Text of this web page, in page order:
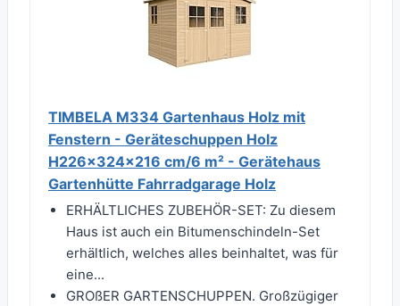
TIMBELA M334 Gartenhaus Holz mit
Fenstern - Geräteschuppen Holz
H226x324x216 cm/6 m² - Gerätehaus
Gartenhütte Fahrradgarage Holz
ERHÄLTLICHES ZUBEHÖR-SET: Zu diesem
Haus ist auch ein Bitumenschindeln-Set
erhältlich, welches alles beinhaltet, was für
eine...
GROßER GARTENSCHUPPEN. Großzügiger